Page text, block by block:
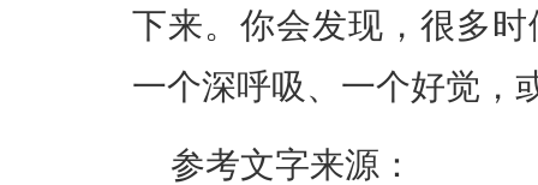
下来。你会发现，很多
一个深呼吸、一个好觉，
参考文字来源：